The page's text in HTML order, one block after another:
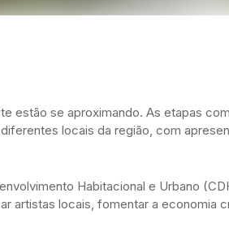
estão se aproximando. As etapas
locais da região, com
Habitacional e Urbano
artistas locais, fomentar a economia